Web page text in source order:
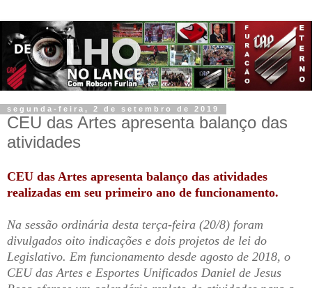
segunda-feira, 2 de setembro de 2019
CEU das Artes apresenta balanço das
atividades
CEU das Artes apresenta balanço das atividades
realizadas em seu primeiro ano de funcionamento.
Na sessão ordinária desta terça-feira (20/8) foram
divulgados oito indicações e dois projetos de lei do
Legislativo. Em funcionamento desde agosto de 2018, o
CEU das Artes e Esportes Unificados Daniel de Jesus